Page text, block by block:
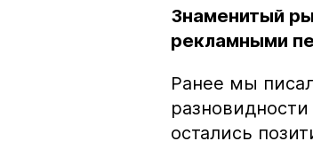
Знаменитый
рекламными
Ранее мы
остались